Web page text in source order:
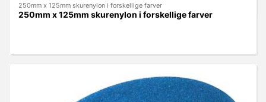
250mm x 125mm skurenylon i forskellige farver
250mm x 125mm skurenylon i forskellige farver